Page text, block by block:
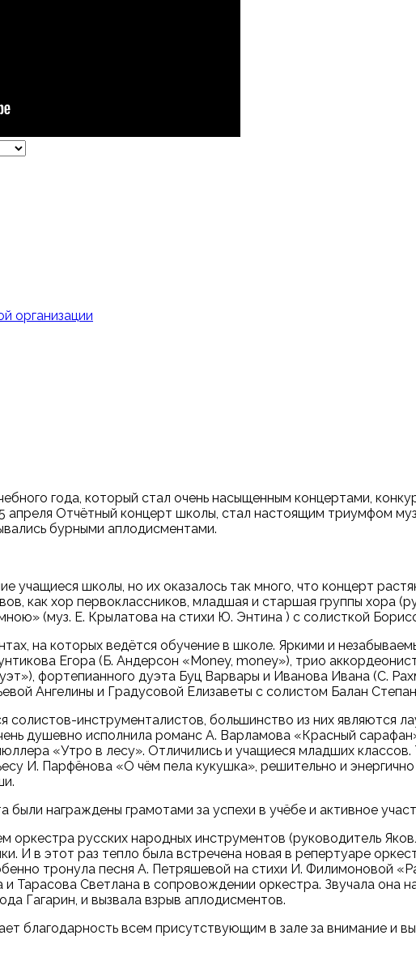
организации
года, который стал очень насыщенным концертами,
Отчётный концерт школы, стал настоящим триумфом
бурными аплодисментами.
учащиеся школы, но их оказалось так много, что концерт
как хор первоклассников, младшая и старшая группы хора
(муз. Е. Крылатова на стихи Ю. Энтина ) с солисткой
на которых ведётся обучение в школе. Яркими и
Егора (Б. Андерсон «Money, money»), трио
фортепианного дуэта Буц Варвары и Иванова Ивана (С.
Ангелины и Градусовой Елизаветы с солистом Балан
солистов-инструменталистов, большинство из них являются
душевно исполнила романс А. Варламова «Красный
«Утро в лесу». Отличились и учащиеся младших классов.
И. Парфёнова «О чём пела кукушка», решительно и
были награждены грамотами за успехи в учёбе и активное
оркестра русских народных инструментов (руководитель
И в этот раз тепло была встречена новая в репертуаре
тронула песня А. Петряшевой на стихи И. Филимоновой
и Тарасова Светлана в сопровождении оркестра. Звучала она
Гагарин, и вызвала взрыв аплодисментов.
благодарность всем присутствующим в зале за внимание и